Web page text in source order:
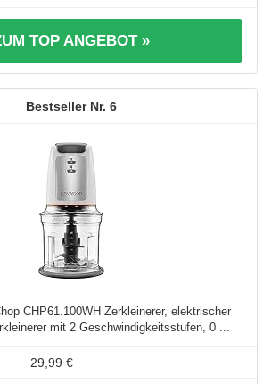
TOP ANGEBOT »
6
CHP61.100WH Zerkleinerer, elektrischer
mit 2 Geschwindigkeitsstufen, 0 ...
29,99 €